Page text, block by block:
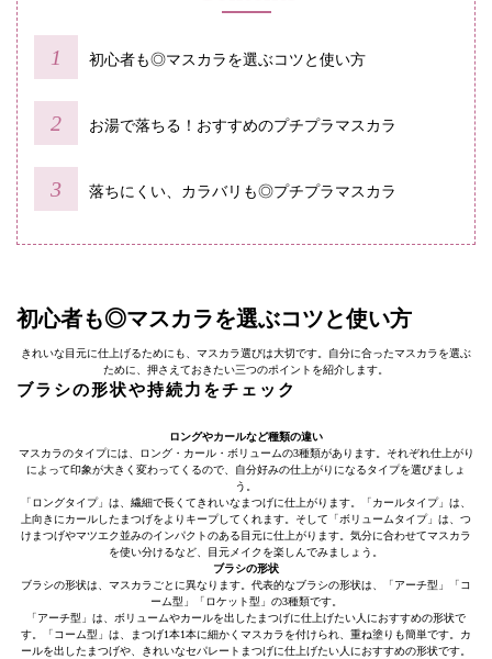
初心者も◎マスカラを選ぶコツと使い方
お湯で落ちる！おすすめのプチプラマスカラ
落ちにくい、カラバリも◎プチプラマスカラ
初心者も◎マスカラを選ぶコツと使い方
きれいな目元に仕上げるためにも、マスカラ選びは大切です。自分に合ったマスカラを選ぶ
ために、押さえておきたい三つのポイントを紹介します。
ブラシの形状や持続力をチェック
ロングやカールなど種類の違い
マスカラのタイプには、ロング・カール・ボリュームの3種類があります。それぞれ仕上がり
によって印象が大きく変わってくるので、自分好みの仕上がりになるタイプを選びましょ
う。
「ロングタイプ」は、繊細で長くてきれいなまつげに仕上がります。「カールタイプ」は、
上向きにカールしたまつげをよりキープしてくれます。そして「ボリュームタイプ」は、つ
けまつげやマツエク並みのインパクトのある目元に仕上がります。気分に合わせてマスカラ
を使い分けるなど、目元メイクを楽しんでみましょう。
ブラシの形状
ブラシの形状は、マスカラごとに異なります。代表的なブラシの形状は、「アーチ型」「コ
ーム型」「ロケット型」の3種類です。
「アーチ型」は、ボリュームやカールを出したまつげに仕上げたい人におすすめの形状で
す。「コーム型」は、まつげ1本1本に細かくマスカラを付けられ、重ね塗りも簡単です。カ
ールを出したまつげや、きれいなセパレートまつげに仕上げたい人におすすめの形状です。